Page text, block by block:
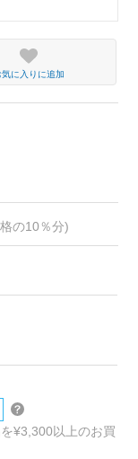
気に入りに追加
の10％分)
¥3,300以上のお買